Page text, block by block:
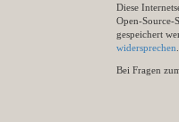
Diese
Open-Source-
gespeichert
widersprechen
Bei Fragen